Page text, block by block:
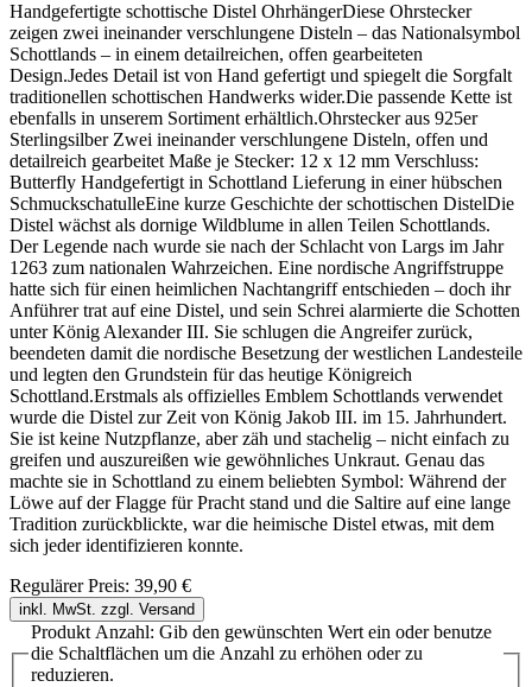
Handgefertigte schottische Distel OhrhängerDiese Ohrstecker
zeigen zwei ineinander verschlungene Disteln – das Nationalsymbol
Schottlands – in einem detailreichen, offen gearbeiteten
Design.Jedes Detail ist von Hand gefertigt und spiegelt die Sorgfalt
traditionellen schottischen Handwerks wider.Die passende Kette ist
ebenfalls in unserem Sortiment erhältlich.Ohrstecker aus 925er
Sterlingsilber Zwei ineinander verschlungene Disteln, offen und
detailreich gearbeitet Maße je Stecker: 12 x 12 mm Verschluss:
Butterfly Handgefertigt in Schottland Lieferung in einer hübschen
SchmuckschatulleEine kurze Geschichte der schottischen DistelDie
Distel wächst als dornige Wildblume in allen Teilen Schottlands.
Der Legende nach wurde sie nach der Schlacht von Largs im Jahr
1263 zum nationalen Wahrzeichen. Eine nordische Angriffstruppe
hatte sich für einen heimlichen Nachtangriff entschieden – doch ihr
Anführer trat auf eine Distel, und sein Schrei alarmierte die Schotten
unter König Alexander III. Sie schlugen die Angreifer zurück,
beendeten damit die nordische Besetzung der westlichen Landesteile
und legten den Grundstein für das heutige Königreich
Schottland.Erstmals als offizielles Emblem Schottlands verwendet
wurde die Distel zur Zeit von König Jakob III. im 15. Jahrhundert.
Sie ist keine Nutzpflanze, aber zäh und stachelig – nicht einfach zu
greifen und auszureißen wie gewöhnliches Unkraut. Genau das
machte sie in Schottland zu einem beliebten Symbol: Während der
Löwe auf der Flagge für Pracht stand und die Saltire auf eine lange
Tradition zurückblickte, war die heimische Distel etwas, mit dem
sich jeder identifizieren konnte.
Regulärer Preis: 39,90 €
inkl. MwSt. zzgl. Versand
Produkt Anzahl: Gib den gewünschten Wert ein oder benutze
die Schaltflächen um die Anzahl zu erhöhen oder zu
reduzieren.